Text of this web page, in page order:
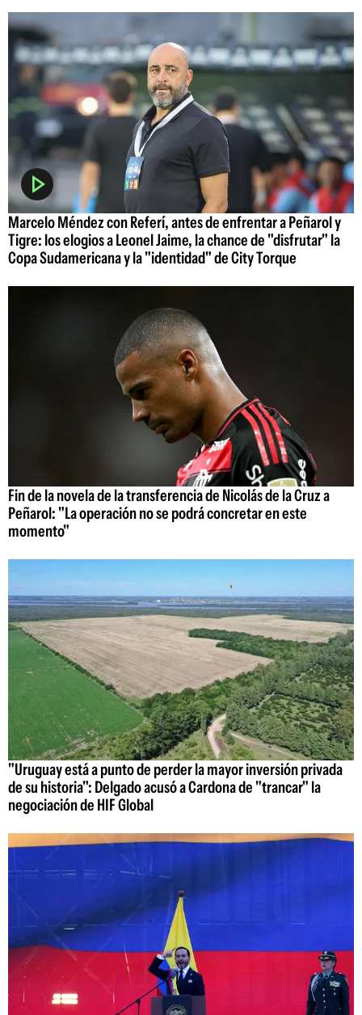
Marcelo Méndez con Referí, antes de enfrentar a Peñarol y
Tigre: los elogios a Leonel Jaime, la chance de "disfrutar" la
Copa Sudamericana y la "identidad" de City Torque
Fin de la novela de la transferencia de Nicolás de la Cruz a
Peñarol: "La operación no se podrá concretar en este
momento"
"Uruguay está a punto de perder la mayor inversión privada
de su historia": Delgado acusó a Cardona de "trancar" la
negociación de HIF Global